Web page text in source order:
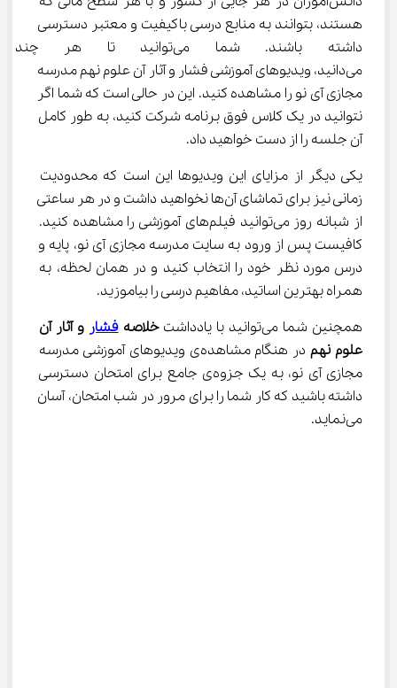
هستند، بتوانند به منابع درسی باکیفیت و معتبر دسترسی
داشته باشند. شما می‌توانید
می‌دانید، ویدیوهای آموزشی فشار و آثار آن علوم نهم مدرسه
مجازی آی نو را مشاهده کنید. این در حالی است که شما اگر
نتوانید در یک کلاس فوق برنامه شرکت کنید، به طور کامل
آن جلسه را از دست خواهید داد.
یکی دیگر از مزایا‌ی این ویدیوها این است که محدودیت
زمانی نیز برای تماشا‌ی آن‌ها نخواهید داشت و در هر ساعتی
از شبانه روز می‌توانید فیلم‌های آموزشی را مشاهده کنید.
کافیست پس از ورود به سایت مدرسه مجازی آی نو، پایه و
درس مورد نظر خود را انتخاب کنید و در همان لحظه، به
همراه بهترین اساتید، مفاهیم درسی را بیاموزید.
همچنین شما می‌توانید با یادداشت
خلاصه فشار و آثار آن
علوم نهم
در هنگام مشاهده‌ی ویدیوهای آموزشی مدرسه
مجازی آی نو، به یک جزوه‌ی جامع برای امتحان دسترسی
داشته باشید که کار شما را برای مرور در شب امتحان، آسان
می‌نماید.